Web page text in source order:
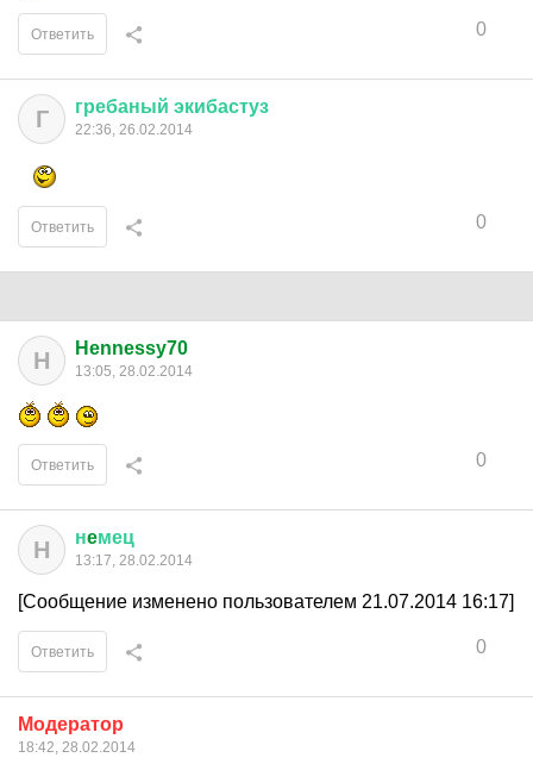
0
Ответить
Г гребаный экибастуз
22:36, 26.02.2014
0
Ответить
H Hennessy70
13:05, 28.02.2014
0
Ответить
Н нeмец
13:17, 28.02.2014
[Сообщение изменено пользователем 21.07.2014 16:17]
0
Ответить
Модератор
18:42, 28.02.2014